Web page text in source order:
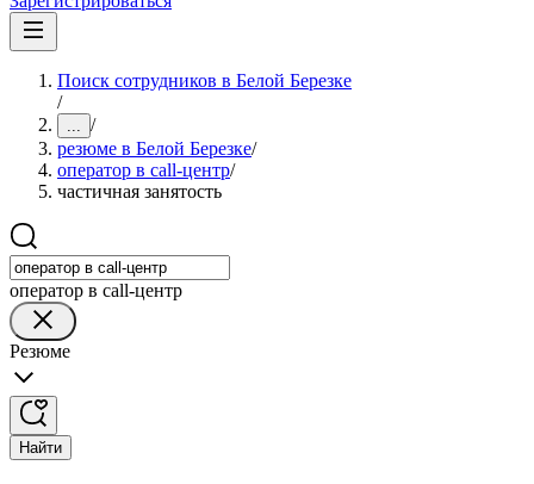
Поиск сотрудников в Белой Березке
/
... /
резюме в Белой Березке/
оператор в call-центр/
частичная занятость
оператор в call-центр
Резюме
Найти